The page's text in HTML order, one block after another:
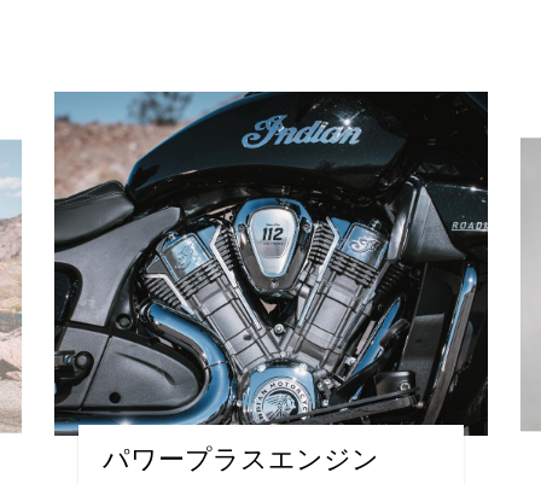
パワープラスエンジン